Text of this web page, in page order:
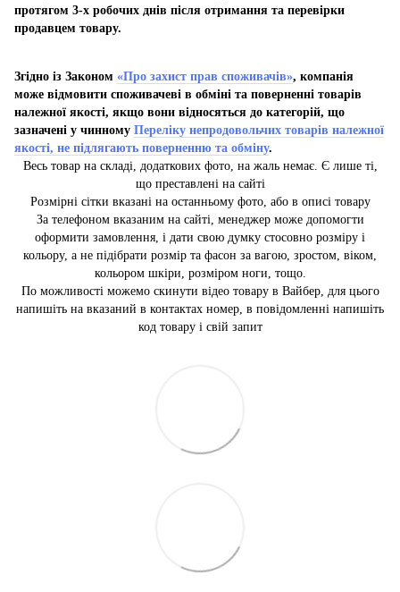
протягом 3-х робочих днів після отримання та перевірки
продавцем товару.
Згідно із Законом «Про захист прав споживачів», компанія
може відмовити споживачеві в обміні та поверненні товарів
належної якості, якщо вони відносяться до категорій, що
зазначені у чинному Переліку непродовольчих товарів належної
якості, не підлягають поверненню та обміну.
Весь товар на складі, додаткових фото, на жаль немає. Є лише ті,
що преставлені на сайті
Розмірні сітки вказані на останньому фото, або в описі товару
За телефоном вказаним на сайті, менеджер може допомогти
оформити замовлення, і дати свою думку стосовно розміру і
кольору, а не підібрати розмір та фасон за вагою, зростом, віком,
кольором шкіри, розміром ноги, тощо.
По можливості можемо скинути відео товару в Вайбер, для цього
напишіть на вказаний в контактах номер, в повідомленні напишіть
код товару і свій запит